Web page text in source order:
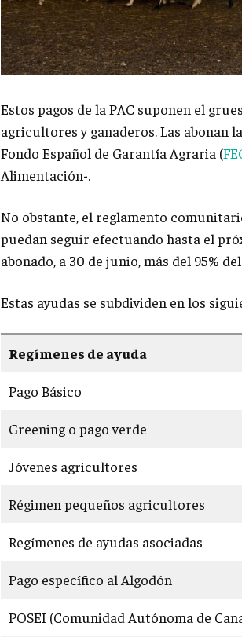
Estos pagos de la PAC suponen el
agricultores y ganaderos. Las abonan
Fondo Español de Garantía Agraria (
Alimentación-.
No obstante, el reglamento
puedan seguir efectuando hasta el
abonado, a 30 de junio, más del 95%
Estas ayudas se subdividen en los
Regímenes de ayuda
Pago Básico
Greening o pago verde
Jóvenes agricultores
Régimen pequeños agricultores
Regímenes de ayudas asociadas
Pago específico al Algodón
POSEI (Comunidad Autónoma de